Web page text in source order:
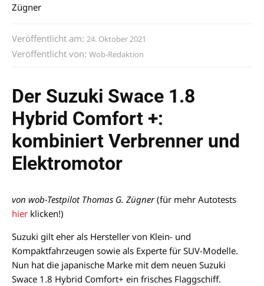
Zügner
Veröffentlicht am: 24. Oktober 2021
Veröffentlicht von: Wob-Redaktion
Der Suzuki Swace 1.8
Hybrid Comfort +:
kombiniert Verbrenner und
Elektromotor
von wob-Testpilot Thomas G. Zügner(für mehr Autotests
hier klicken!)
Suzuki gilt eher als Hersteller von Klein- und
Kompaktfahrzeugen sowie als Experte für SUV-Modelle.
Nun hat die japanische Marke mit dem neuen Suzuki
Swace 1.8 Hybrid Comfort+ ein frisches Flaggschiff.